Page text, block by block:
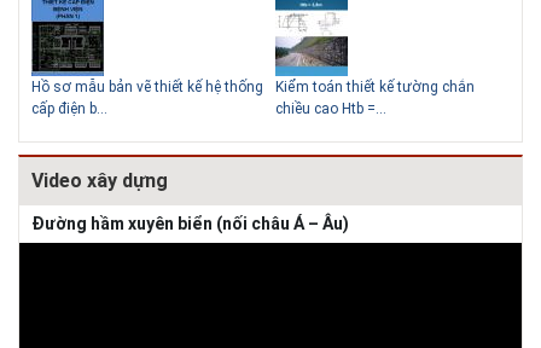
Thiết kế nhà siêu nhỏ độc đáo
Hồ sơ mẫu bản vẽ thiết kế hệ thống
cấp điện b...
Kiểm toán thiết kế tường chắn
chiều cao Htb =...
Video xây dựng
Đường hầm xuyên biển (nối châu Á – Âu)